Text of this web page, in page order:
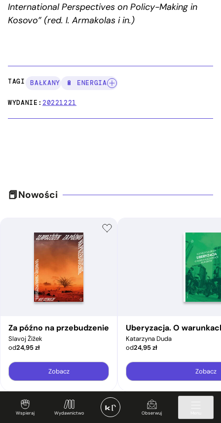
Wspieraj Wydawnictwo Obserwuj
International Perspectives on Policy-Making in
Kosovo” (red. I. Armakolas i in.)
TAGI: BAŁKANY 🔋 ENERGIA
WYDANIE:20221221
Nowości
Za późno na przebudzenie
Slavoj Žižek
od24,95zł
Zobacz
Uberyzacja. O
Katarzyna Duda
od24,95zł
Zobacz